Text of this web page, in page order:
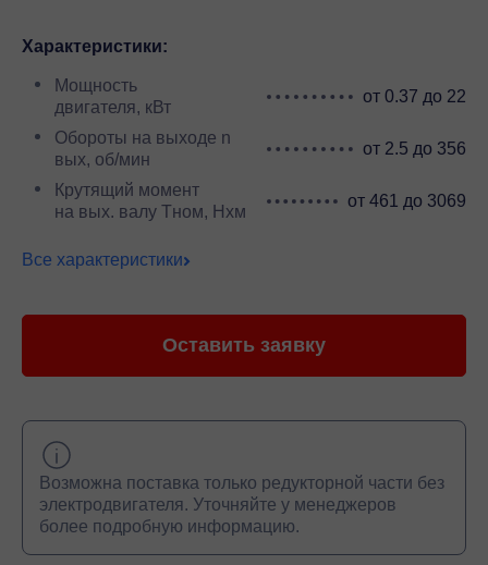
Характеристики:
Мощность
двигателя, кВт
от 0.37 до 22
Обороты на выходе n
вых, об/мин
от 2.5 до 356
Крутящий момент
на вых. валу Тном, Нхм
от 461 до 3069
Все характеристики
Оставить заявку
Возможна поставка только редукторной части без
электродвигателя. Уточняйте у менеджеров
более подробную информацию.